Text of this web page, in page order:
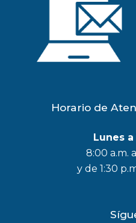
Horario de
Lunes
8:00 a.m.
y de 1:30